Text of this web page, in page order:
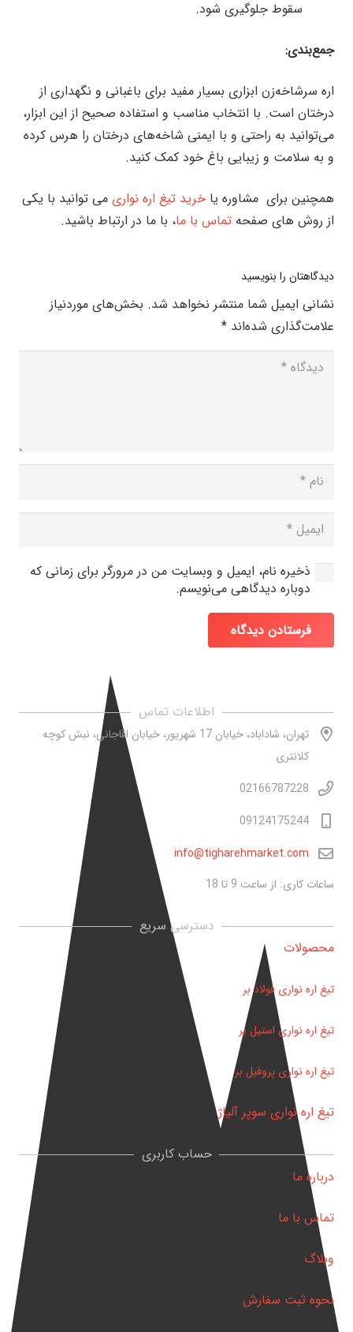
سقوط جلوگیری شود.
جمع‌بندی:
اره سرشاخه‌زن ابزاری بسیار مفید برای باغبانی و نگهداری از
درختان است. با انتخاب مناسب و استفاده صحیح از این ابزار،
می‌توانید به راحتی و با ایمنی شاخه‌های درختان را هرس کرده
و به سلامت و زیبایی باغ خود کمک کنید.
همچنین برای مشاوره یا خرید تیغ اره نواری می توانید با یکی
از روش های صفحه تماس با ما، با ما در ارتباط باشید.
دیدگاهتان را بنویسید
نشانی ایمیل شما منتشر نخواهد شد. بخش‌های موردنیاز
علامت‌گذاری شده‌اند *
ذخیره نام، ایمیل و وبسایت من در مرورگر برای زمانی که
دوباره دیدگاهی می‌نویسم.
فرستادن دیدگاه
اطلاعات تماس
تهران، شاداباد، خیابان 17 شهریور، خیابان اقاجانی، نبش کوچه
کلانتری
02166787228
09124175244
info@tigharehmarket.com
ساعات کاری: از ساعت 9 تا 18
دسترسی سریع
محصولات
تیغ اره نواری فولاد بر
تیغ اره نواری استیل بر
تیغ اره نواری پروفیل بر
تیغ اره نواری سوپر آلیاژ
حساب کاربری
درباره ما
تماس با ما
وبلاگ
نحوه ثبت سفارش